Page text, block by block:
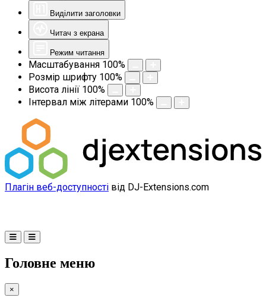
Виділити заголовки
Читач з екрана
Режим читання
Масштабування 100%
Розмір шрифту 100%
Висота лінії 100%
Інтервал між літерами 100%
Плагін веб-доступності від DJ-Extensions.com
Головне меню
×